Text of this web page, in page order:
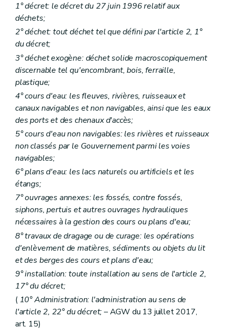
1° décret: le décret du 27 juin 1996 relatif aux
déchets;
2° déchet: tout déchet tel que défini par l'article 2, 1°
du décret;
3° déchet exogène: déchet solide macroscopiquement
discernable tel qu'encombrant, bois, ferraille,
plastique;
4° cours d'eau: les fleuves, rivières, ruisseaux et
canaux navigables et non navigables, ainsi que les eaux
des ports et des chenaux d'accès;
5° cours d'eau non navigables: les rivières et ruisseaux
non classés par le Gouvernement parmi les voies
navigables;
6° plans d'eau: les lacs naturels ou artificiels et les
étangs;
7° ouvrages annexes: les fossés, contre fossés,
siphons, pertuis et autres ouvrages hydrauliques
nécessaires à la gestion des cours ou plans d'eau;
8° travaux de dragage ou de curage: les opérations
d'enlèvement de matières, sédiments ou objets du lit
et des berges des cours et plans d'eau;
9° installation: toute installation au sens de l'article 2,
17° du décret;
( 10° Administration: l'administration au sens de
l'article 2, 22° du décret;– AGW du 13 juillet 2017,
art. 15)